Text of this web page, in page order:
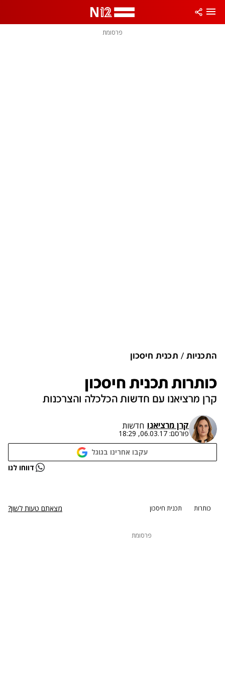
פרסומת
התכניות תכנית חיסכון
כותרות תכנית חיסכון
קרן מרציאנו עם חדשות הכלכלה והצרכנות
קרן מרציאנו חדשות
פורסם: 06.03.17, 18:29
עקבו אחרינו בגוגל
נתקלנו בבעיה דווחו לנו
כותרות תכנית חיסכון מצאתם טעות לשון?
פרסומת